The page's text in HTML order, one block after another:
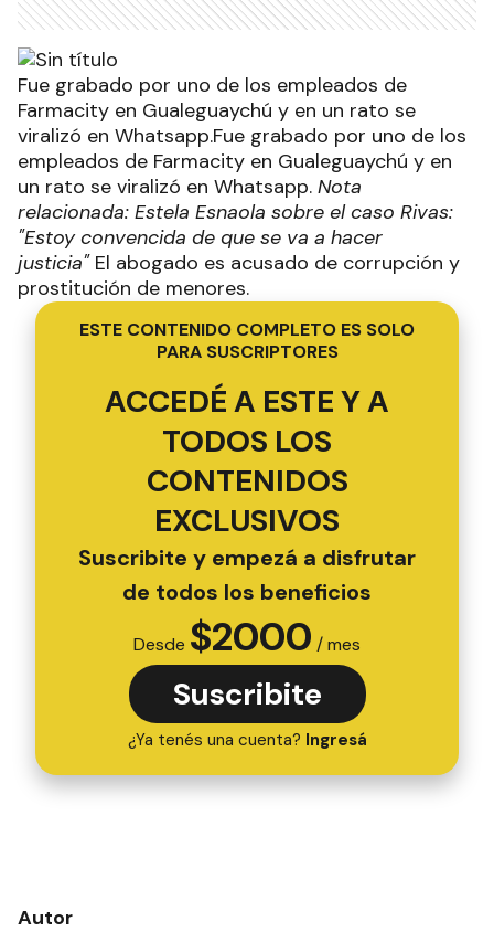
Fue grabado por uno de los empleados de
Farmacity en Gualeguaychú y en un rato se
viralizó en Whatsapp.Fue grabado por uno de los
empleados de Farmacity en Gualeguaychú y en
un rato se viralizó en Whatsapp. Nota
relacionada: Estela Esnaola sobre el caso Rivas:
"Estoy convencida de que se va a hacer
justicia"El abogado es acusado de corrupción y
prostitución de menores.
ESTE CONTENIDO COMPLETO ES SOLO
PARA SUSCRIPTORES
ACCEDÉ A ESTE Y A
TODOS LOS
CONTENIDOS
EXCLUSIVOS
Suscribite y empezá a disfrutar
de todos los beneficios
Desde $2000 / mes
Suscribite
¿Ya tenés una cuenta? Ingresá
Autor